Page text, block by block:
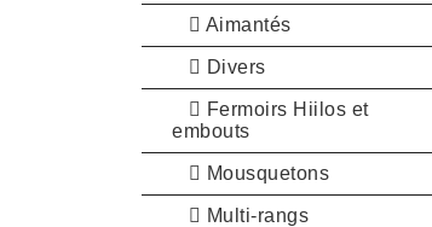
Aimantés
Divers
Fermoirs Hiilos et
embouts
Mousquetons
Multi-rangs